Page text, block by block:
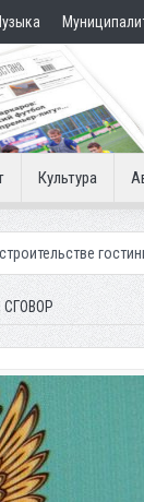
Культура
у